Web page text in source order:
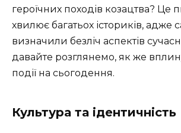
героїчних походів козацтва? Це
хвилює багатьох істориків, адже
визначили безліч аспектів
давайте розглянемо, як же
події на сьогодення.
Культура та ідентичність